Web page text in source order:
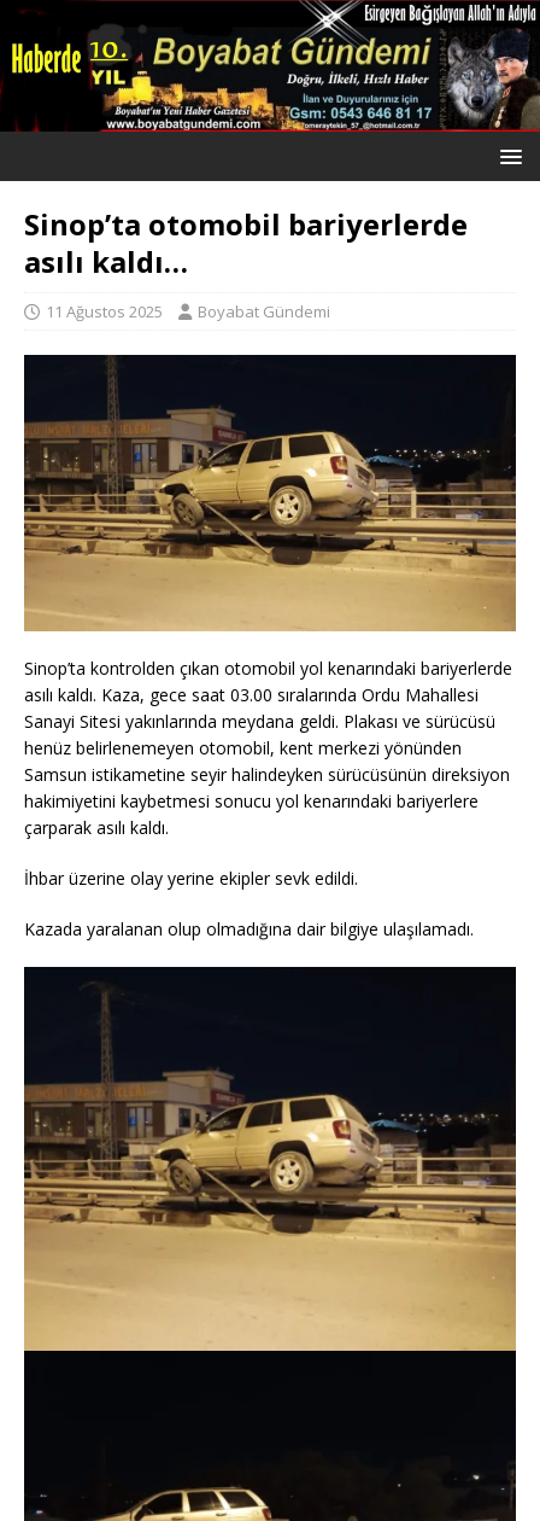
Sinop’ta otomobil bariyerlerde
asılı kaldı…
11 Ağustos 2025 Boyabat Gündemi
Sinop’ta kontrolden çıkan otomobil yol kenarındaki bariyerlerde
asılı kaldı. Kaza, gece saat 03.00 sıralarında Ordu Mahallesi
Sanayi Sitesi yakınlarında meydana geldi. Plakası ve sürücüsü
henüz belirlenemeyen otomobil, kent merkezi yönünden
Samsun istikametine seyir halindeyken sürücüsünün direksiyon
hakimiyetini kaybetmesi sonucu yol kenarındaki bariyerlere
çarparak asılı kaldı.
İhbar üzerine olay yerine ekipler sevk edildi.
Kazada yaralanan olup olmadığına dair bilgiye ulaşılamadı.